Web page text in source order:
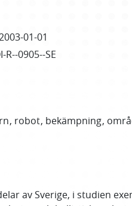
01-01
R--0905--SE
robot bekämpning
av Sverige, i studien